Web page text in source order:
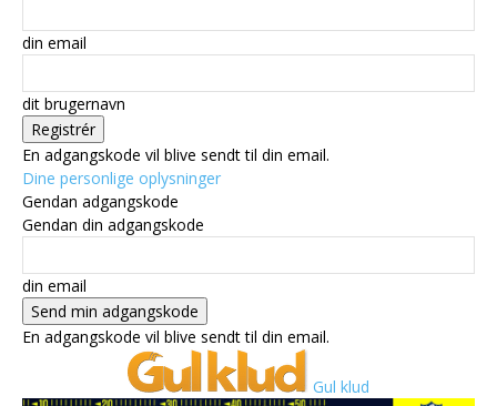
din email
dit brugernavn
En adgangskode vil blive sendt til din email.
Dine personlige oplysninger
Gendan adgangskode
Gendan din adgangskode
din email
En adgangskode vil blive sendt til din email.
Gul klud